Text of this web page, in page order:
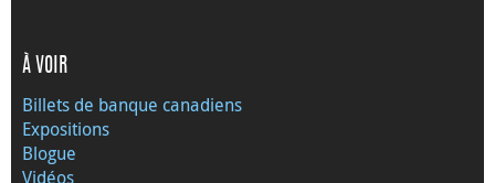
À VOIR
Billets de banque canadiens
Expositions
Blogue
Vidéos